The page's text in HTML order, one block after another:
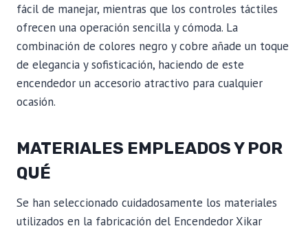
fácil de manejar, mientras que los controles táctiles
ofrecen una operación sencilla y cómoda. La
combinación de colores negro y cobre añade un toque
de elegancia y sofisticación, haciendo de este
encendedor un accesorio atractivo para cualquier
ocasión.
MATERIALES EMPLEADOS Y POR
QUÉ
Se han seleccionado cuidadosamente los materiales
utilizados en la fabricación del Encendedor Xikar